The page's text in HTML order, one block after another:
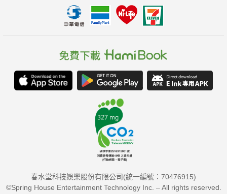
春水堂科技娛樂股份有限公司(統一編號：70476915)
©Spring House Entertainment Technology Inc. – All rights reserved.